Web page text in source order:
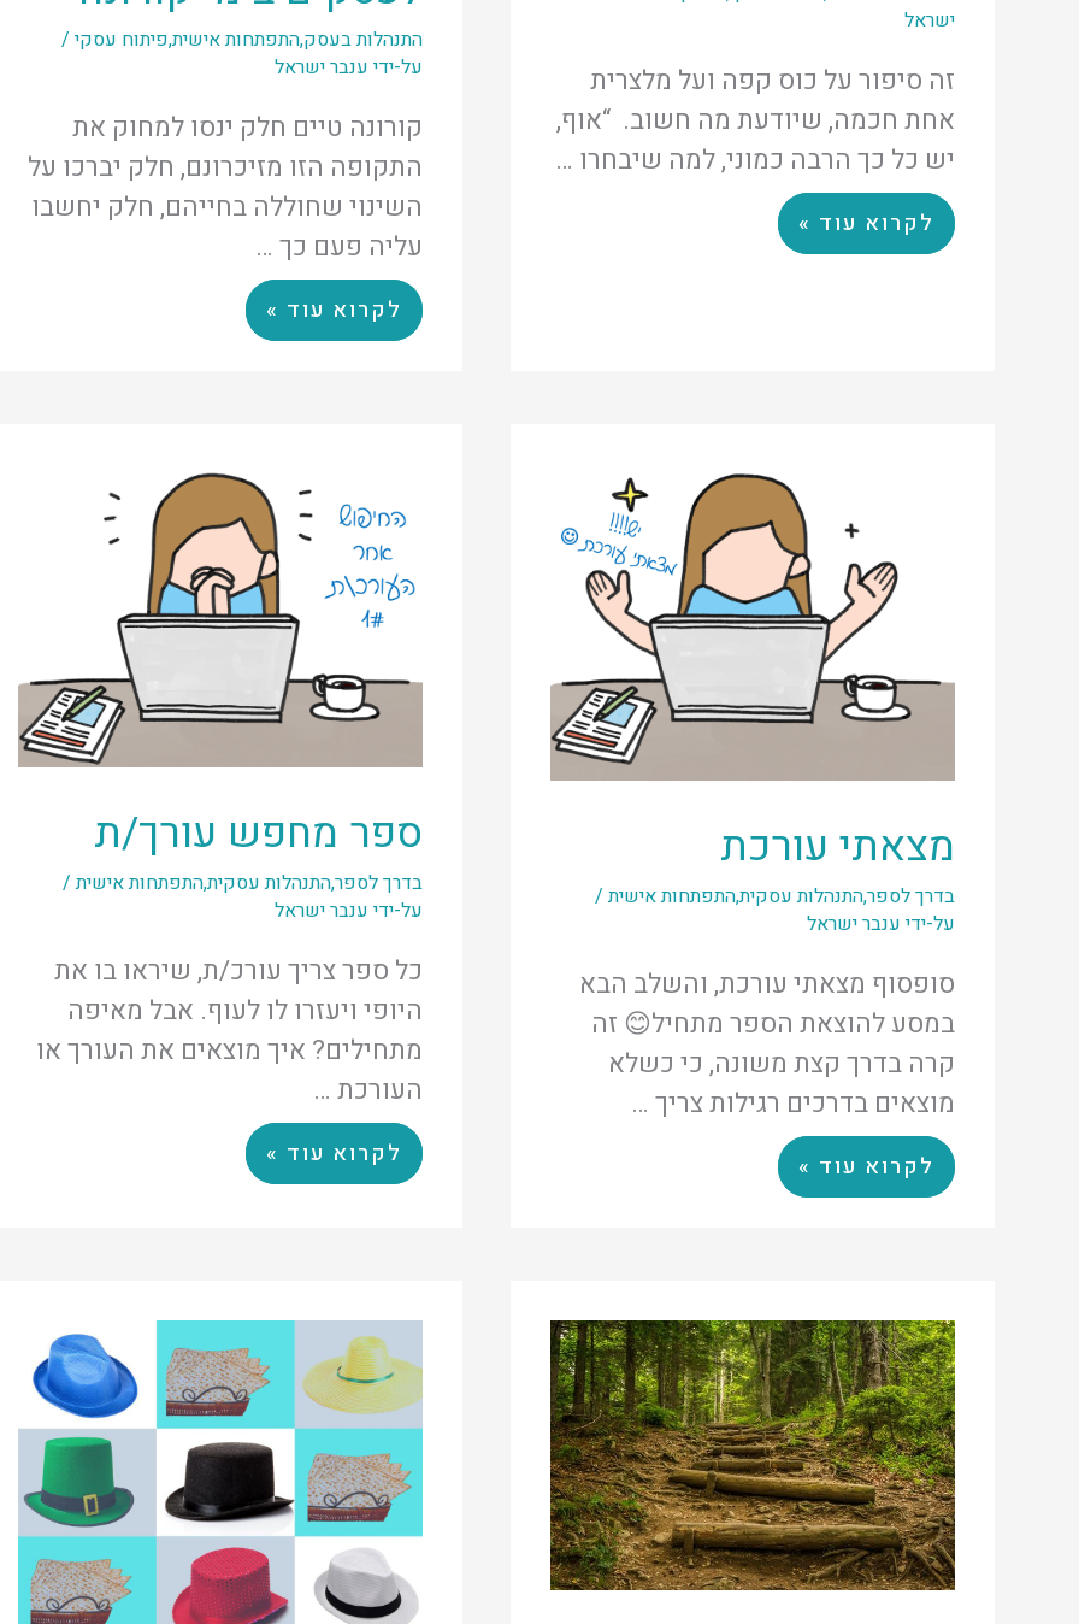
ישראל
זה סיפור על כוס קפה ועל מלצרית
אחת חכמה, שיודעת מה חשוב. “אוף,
יש כל כך הרבה כמוני, למה שיבחרו …
לקרוא עוד »
התנהלות בעסק,התפתחות אישית,פיתוח עסקי /
על-ידי ענבר ישראל
קורונה טיים חלק ינסו למחוק את
התקופה הזו מזיכרונם, חלק יברכו על
השינוי שחוללה בחייהם, חלק יחשבו
עליה פעם כך …
לקרוא עוד »
מצאתי עורכת
בדרך לספר,התנהלות עסקית,התפתחות אישית/
על-ידי ענבר ישראל
סופסוף מצאתי עורכת, והשלב הבא
במסע להוצאת הספר מתחיל😊 זה
קרה בדרך קצת משונה, כי כשלא
מוצאים בדרכים רגילות צריך …
לקרוא עוד »
ספר מחפש עורך/ת
בדרך לספר,התנהלות עסקית,התפתחות אישית/
על-ידי ענבר ישראל
כל ספר צריך עורכ/ת, שיראו בו את
היופי ויעזרו לו לעוף. אבל מאיפה
מתחילים? איך מוצאים את העורך או
העורכת …
לקרוא עוד »